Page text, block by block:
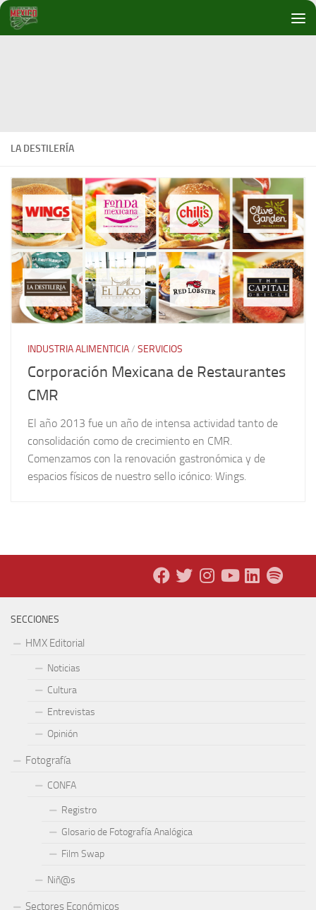
Debajo del contenido
LA DESTILERÍA
INDUSTRIA ALIMENTICIA/ SERVICIOS
Corporación Mexicana de Restaurantes
CMR
El año 2013 fue un año de intensa actividad tanto de
consolidación como de crecimiento en CMR.
Comenzamos con la renovación gastronómica y de
espacios físicos de nuestro sello icónico: Wings.
SECCIONES
HMX Editorial
Noticias
Cultura
Entrevistas
Opinión
Fotografía
CONFA
Registro
Glosario de Fotografía Analógica
Film Swap
Niñ@s
Sectores Económicos